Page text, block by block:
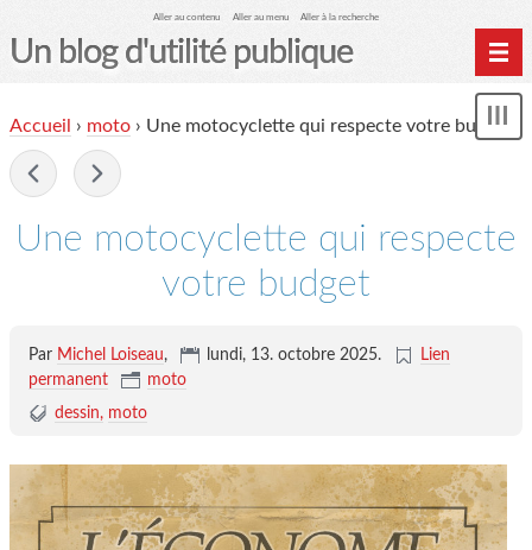
Aller au contenu Aller au menu Aller à la recherche
Un blog d'utilité publique
le Glob qui nuisait grave
Page de liens
le blog des origines
Accueil › moto › Une motocyclette qui respecte votre budget
Une motocyclette qui respecte
votre budget
Par Michel Loiseau, lundi, 13. octobre 2025.
Lien
permanent
moto
dessin
moto